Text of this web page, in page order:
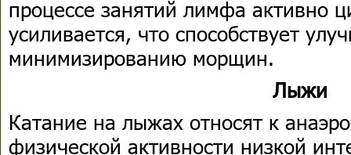
процессе занятий лимфа активно
усиливается, что способствует
минимизированию морщин.
Лыжи
Катание на лыжах относят к
физической активности низкой